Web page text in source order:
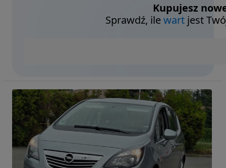
Kupujesz
Sprawdź, ilewart jest